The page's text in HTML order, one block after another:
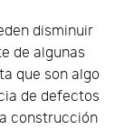
disminuir
de algunas
que son algo
de defectos
construcción